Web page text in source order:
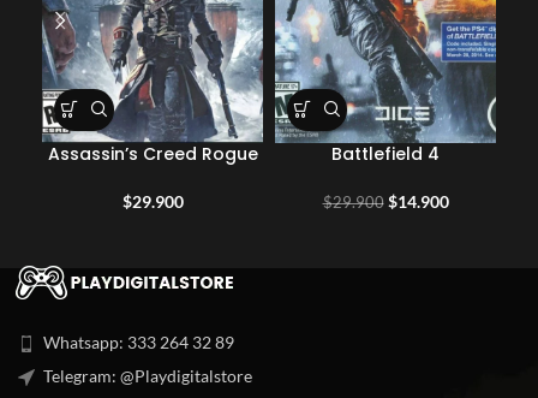
Assassin’s Creed Rogue
$29.900
Battlefield 4
$29.900 El
$14.900El
Whatsapp: 333 264 32 89
Telegram: @Playdigitalstore